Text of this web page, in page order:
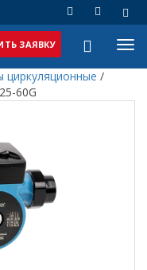
ЗАЯВКУ
циркуляционные /
60G